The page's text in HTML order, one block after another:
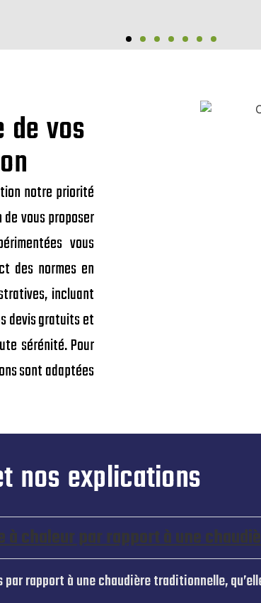
de vos
notre priorité
de vous proposer
vous
des normes en
incluant
devis gratuits et
sérénité. Pour
sont adaptées
nos explications
chaleur par rapport à une
rapport à une chaudière traditionnelle,